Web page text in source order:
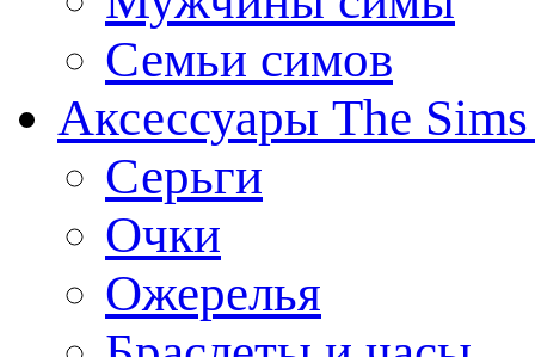
Семьи симов
Аксессуары The
Серьги
Очки
Ожерелья